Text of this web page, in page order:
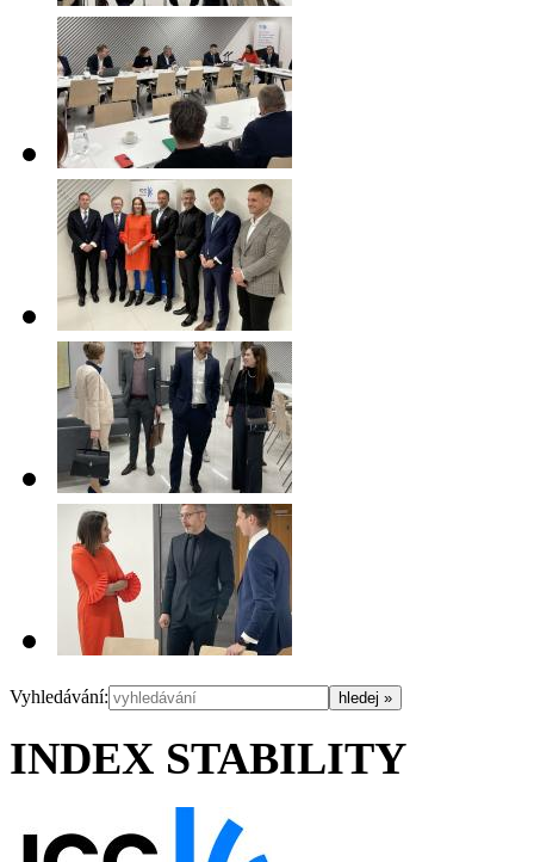
Vyhledávání:
INDEX STABILITY